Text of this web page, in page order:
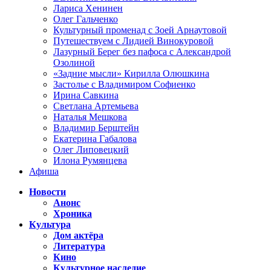
Лариса Хенинен
Олег Гальченко
Культурный променад с Зоей Арнаутовой
Путешествуем с Лидией Винокуровой
Лазурный Берег без пафоса с Александрой
Озолиной
«Задние мысли» Кирилла Олюшкина
Застолье с Владимиром Софиенко
Ирина Савкина
Светлана Артемьева
Наталья Мешкова
Владимир Берштейн
Екатерина Габалова
Олег Липовецкий
Илона Румянцева
Афиша
Новости
Анонс
Хроника
Культура
Дом актёра
Литература
Кино